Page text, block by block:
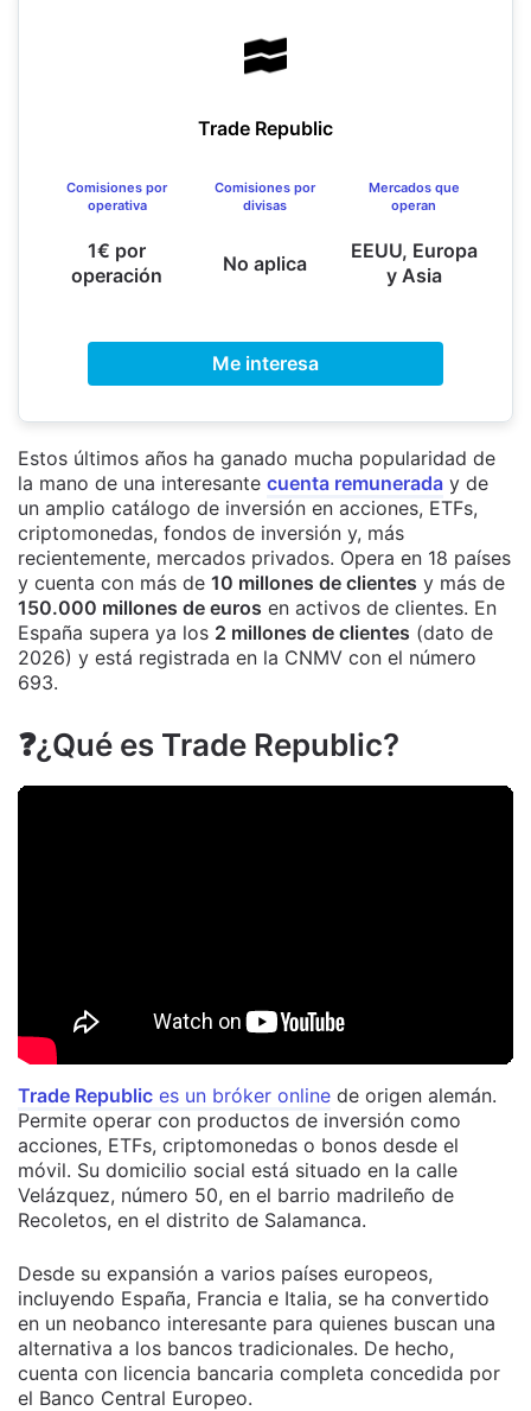
Trade Republic
Comisiones por
operativa
1€ por
operación
Comisiones por
divisas
No aplica
Mercados que
operan
EEUU, Europa
y Asia
Me interesa
Estos últimos años ha ganado mucha popularidad de
la mano de una interesante cuenta remunerada y de
un amplio catálogo de inversión en acciones, ETFs,
criptomonedas, fondos de inversión y, más
recientemente, mercados privados. Opera en 18 países
y cuenta con más de 10 millones de clientes y más de
150.000 millones de euros en activos de clientes. En
España supera ya los 2 millones de clientes (dato de
2026) y está registrada en la CNMV con el número
693.
❓¿Qué es Trade Republic?
Trade Republic es un bróker online de origen alemán.
Permite operar con productos de inversión como
acciones, ETFs, criptomonedas o bonos desde el
móvil. Su domicilio social está situado en la calle
Velázquez, número 50, en el barrio madrileño de
Recoletos, en el distrito de Salamanca.
Desde su expansión a varios países europeos,
incluyendo España, Francia e Italia, se ha convertido
en un neobanco interesante para quienes buscan una
alternativa a los bancos tradicionales. De hecho,
cuenta con licencia bancaria completa concedida por
el Banco Central Europeo.